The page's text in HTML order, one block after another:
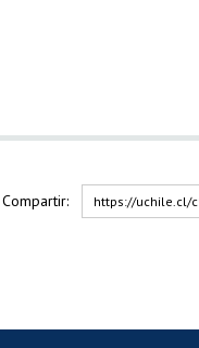
Compartir: https://uchile.cl/